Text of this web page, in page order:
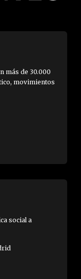
más de 30.000
movimientos
social a